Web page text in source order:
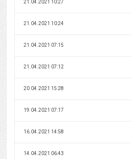
21.04.2021 10:27
21.04.2021 10:24
21.04.2021 07:15
21.04.2021 07:12
20.04.2021 15:28
19.04.2021 07:17
16.04.2021 14:58
14.04.2021 06:43